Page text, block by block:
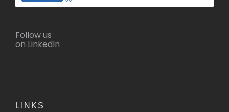
Follow us
on LinkedIn
LINKS